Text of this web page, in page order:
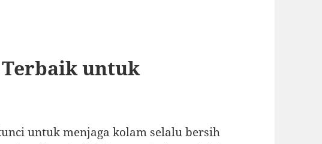
untuk
untuk menjaga kolam selalu bersih